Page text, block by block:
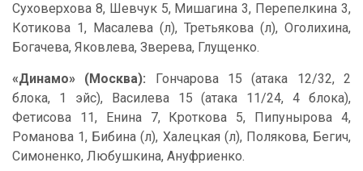
Суховерхова 8, Шевчук 5, Мишагина 3, Перепелкина 3,
Котикова 1, Масалева (л), Третьякова (л), Оголихина,
Богачева, Яковлева, Зверева, Глущенко.
«Динамо» (Москва): Гончарова 15 (атака 12/32, 2
блока, 1 эйс), Василева 15 (атака 11/24, 4 блока),
Фетисова 11, Енина 7, Кроткова 5, Пипунырова 4,
Романова 1, Бибина (л), Халецкая (л), Полякова, Бегич,
Симоненко, Любушкина, Ануфриенко.